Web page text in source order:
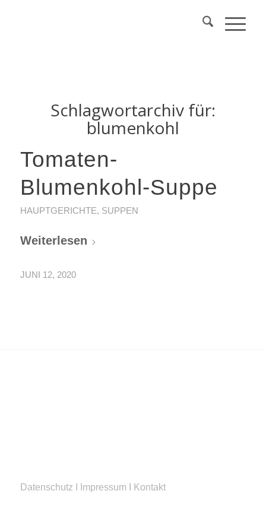
Schlagwortarchiv für:
blumenkohl
Tomaten-
Blumenkohl-Suppe
HAUPTGERICHTE, SUPPEN
Weiterlesen
JUNI 12, 2020
Datenschutz Impressum Kontakt